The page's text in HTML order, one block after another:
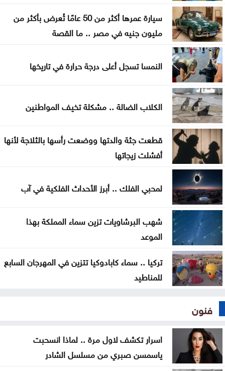
غوتيريش يدعو روسيا وأوكرانيا إلى تجنب استهداف
المدنيين
علامات تجارية مقلدة
الدفاع اليمنية تؤكد سقوط قتلى وجرحى في هجوم
حوثي وتتوعد بالرد
تغيير مسار 49 سفينة وتعطيل سفينتين ضمن عمليات
فرض الحصار على إيران
المواصفات والمقاييس: لا شكاوى بشأن أسطوانات
الغاز الجديدة
سيارة عمرها أكثر من 50 عامًا تُعرض بأكثر من
مليون جنيه في مصر .. ما القصة
النمسا تسجل أعلى درجة حرارة في تاريخها
الكلاب الضالة .. مشكلة تخيف المواطنين
قطعت جثة والدتها ووضعت رأسها بالثلاجة لأنها
أفشلت زيجاتها
لمحبي الفلك .. أبرز الأحداث الفلكية في آب
شهب البرشاويات تزين سماء المملكة بهذا
الموعد
تركيا .. سماء كابادوكيا تتزين في المهرجان السابع
للمناطيد
فنون
اسرار تكشف لاول مرة .. لماذا انسحبت
ياسمسن صبري من مسلسل الشادر